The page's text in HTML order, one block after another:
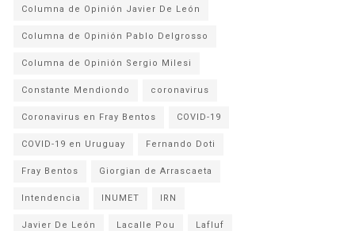
Columna de Opinión Javier De León
Columna de Opinión Pablo Delgrosso
Columna de Opinión Sergio Milesi
Constante Mendiondo coronavirus
Coronavirus en Fray Bentos COVID-19
COVID-19 en Uruguay Fernando Doti
Fray Bentos Giorgian de Arrascaeta
Intendencia INUMET IRN
Javier De León Lacalle Pou Lafluf